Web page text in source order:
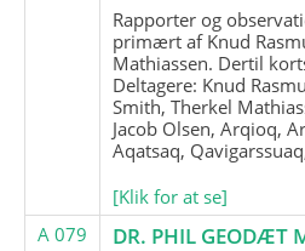
Rapporter og
primært af Knud
Mathiassen. Dertil
Deltagere: Knud
Smith, Therkel
Jacob Olsen, Arqioq,
Aqatsaq,
[Klik for at se]
A 079
DR. PHIL GEODÆT